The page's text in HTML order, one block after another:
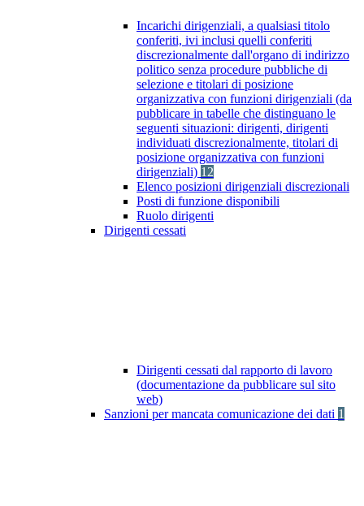
Incarichi dirigenziali, a qualsiasi titolo
conferiti, ivi inclusi quelli conferiti
discrezionalmente dall'organo di indirizzo
politico senza procedure pubbliche di
selezione e titolari di posizione
organizzativa con funzioni dirigenziali (da
pubblicare in tabelle che distinguano le
seguenti situazioni: dirigenti, dirigenti
individuati discrezionalmente, titolari di
posizione organizzativa con funzioni
dirigenziali) 12
Elenco posizioni dirigenziali discrezionali
Posti di funzione disponibili
Ruolo dirigenti
Dirigenti cessati
Dirigenti cessati dal rapporto di lavoro
(documentazione da pubblicare sul sito
web)
Sanzioni per mancata comunicazione dei dati 1